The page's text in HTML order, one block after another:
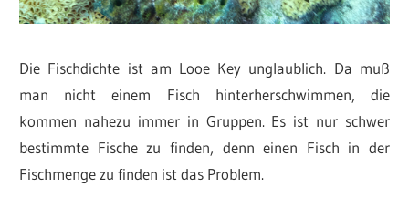
Die Fischdichte ist am Looe Key unglaublich. Da muß
man nicht einem Fisch hinterherschwimmen, die
kommen nahezu immer in Gruppen. Es ist nur schwer
bestimmte Fische zu finden, denn einen Fisch in der
Fischmenge zu finden ist das Problem.